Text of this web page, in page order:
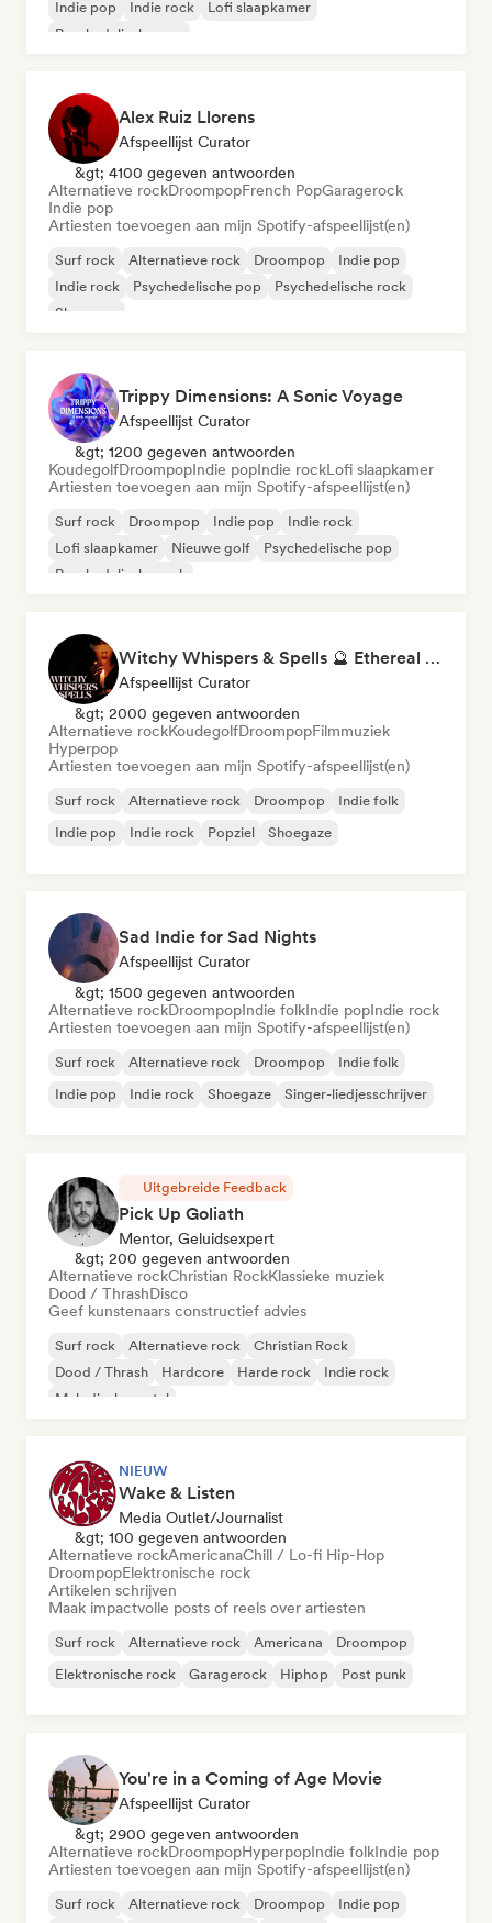
Indie pop
Indie rock
Lofi slaapkamer
Psychedelische pop
Alex Ruiz Llorens
Afspeellijst Curator
&gt; 4100 gegeven antwoorden
Alternatieve rockDroompopFrench PopGaragerock
Indie pop
Artiesten toevoegen aan mijn Spotify-afspeellijst(en)
Surf rock Alternatieve rock Droompop
Indie pop
Indie rock
Psychedelische pop
Psychedelische rock
Shoegaze
Trippy Dimensions: A Sonic Voyage
Afspeellijst Curator
&gt; 1200 gegeven antwoorden
KoudegolfDroompopIndie popIndie rockLofi slaapkamer
Artiesten toevoegen aan mijn Spotify-afspeellijst(en)
Surf rock Droompop Indie pop
Indie rock
Lofi slaapkamer
Nieuwe golf
Psychedelische pop
Psychedelische rock
Witchy Whispers & Spells 🔮 Ethereal Art Pop & Dream Pop
Afspeellijst Curator
&gt; 2000 gegeven antwoorden
Alternatieve rockKoudegolfDroompopFilmmuziek
Hyperpop
Artiesten toevoegen aan mijn Spotify-afspeellijst(en)
Surf rock Alternatieve rock Droompop
Indie folk
Indie pop
Indie rock Popziel Shoegaze
Sad Indie for Sad Nights
Afspeellijst Curator
&gt; 1500 gegeven antwoorden
Alternatieve rockDroompopIndie folkIndie popIndie rock
Artiesten toevoegen aan mijn Spotify-afspeellijst(en)
Surf rock Alternatieve rock Droompop
Indie folk
Indie pop
Indie rock Shoegaze Singer-liedjesschrijver
Uitgebreide Feedback
Pick Up Goliath
Mentor, Geluidsexpert
&gt; 200 gegeven antwoorden
Alternatieve rockChristian RockKlassieke muziek
Dood / ThrashDisco
Geef kunstenaars constructief advies
Surf rock Alternatieve rock
Christian Rock
Dood / Thrash
Hardcore Harde rock
Indie rock
Melodische metal
NIEUW
Wake & Listen
Media Outlet/Journalist
&gt; 100 gegeven antwoorden
Alternatieve rockAmericanaChill / Lo-fi Hip-Hop
DroompopElektronische rock
Artikelen schrijven
Maak impactvolle posts of reels over artiesten
Surf rock Alternatieve rock Americana
Droompop
Elektronische rock
Garagerock Hiphop Post punk
You're in a Coming of Age Movie
Afspeellijst Curator
&gt; 2900 gegeven antwoorden
Alternatieve rockDroompopHyperpopIndie folkIndie pop
Artiesten toevoegen aan mijn Spotify-afspeellijst(en)
Surf rock Alternatieve rock Droompop
Indie pop